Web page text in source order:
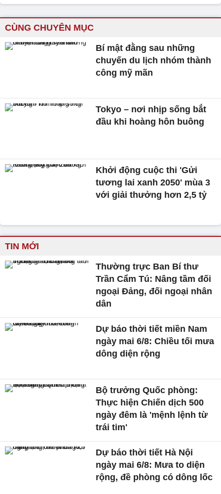
CÙNG CHUYÊN MỤC
Bí mật đằng sau những
chuyến du lịch nhóm thành
công mỹ mãn
Tokyo – nơi nhịp sống bắt
đầu khi hoàng hôn buông
Khởi động cuộc thi 'Gửi
tương lai xanh 2050' mùa 3
với giải thưởng hơn 2,5 tỷ
TIN MỚI
Thường trực Ban Bí thư
Trần Cẩm Tú: Nâng tầm đối
ngoại Đảng, đối ngoại nhân
dân
Dự báo thời tiết miền Nam
ngày mai 6/8: Chiều tối mưa
dông diện rộng
Bộ trưởng Quốc phòng:
Thực hiện Chiến dịch 500
ngày đêm là 'mệnh lệnh từ
trái tim'
Dự báo thời tiết Hà Nội
ngày mai 6/8: Mưa to diện
rộng, đề phòng có dông lốc